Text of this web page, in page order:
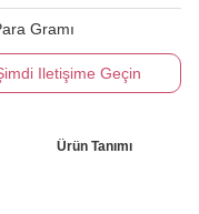
Gramı
Iletişime Geçin
Ürün Tanımı